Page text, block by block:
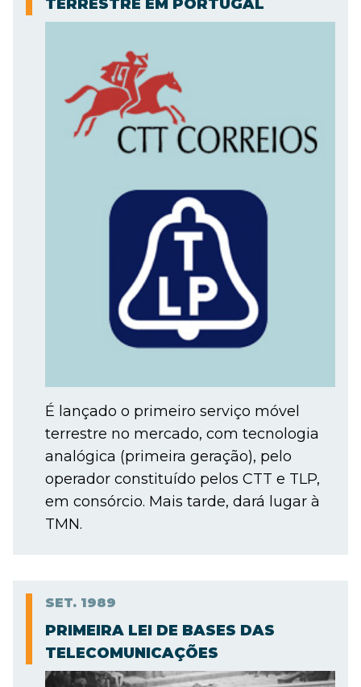
TERRESTRE EM PORTUGAL
É lançado o primeiro serviço móvel
terrestre no mercado, com tecnologia
analógica (primeira geração), pelo
operador constituído pelos CTT e TLP,
em consórcio. Mais tarde, dará lugar à
TMN.
SET. 1989
PRIMEIRA LEI DE BASES DAS
TELECOMUNICAÇÕES